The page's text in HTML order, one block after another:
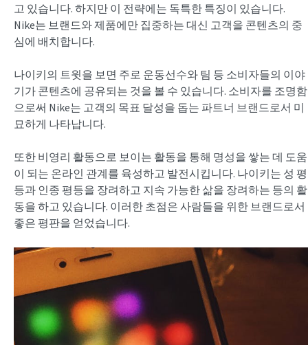
고 있습니다. 하지만 이 전략에는 독특한 특징이 있습니다.
Nike는 브랜드와 제품에만 집중하는 대신 고객을 콘텐츠의 중
심에 배치합니다.
나이키의 트윗을 보면 주로 운동선수와 팀 등 소비자들의 이야
기가 콘텐츠에 공유되는 것을 볼 수 있습니다. 소비자를 조명함
으로써 Nike는 고객의 목표 달성을 돕는 파트너 브랜드로서 미
묘하게 나타납니다.
또한 비영리 활동으로 보이는 활동을 통해 명성을 쌓는 데 도움
이 되는 온라인 관계를 육성하고 발전시킵니다. 나이키는 성 평
등과 인종 평등을 장려하고 지속 가능한 삶을 장려하는 등의 활
동을 하고 있습니다. 이러한 초점은 사람들을 위한 브랜드로서
좋은 평판을 얻었습니다.